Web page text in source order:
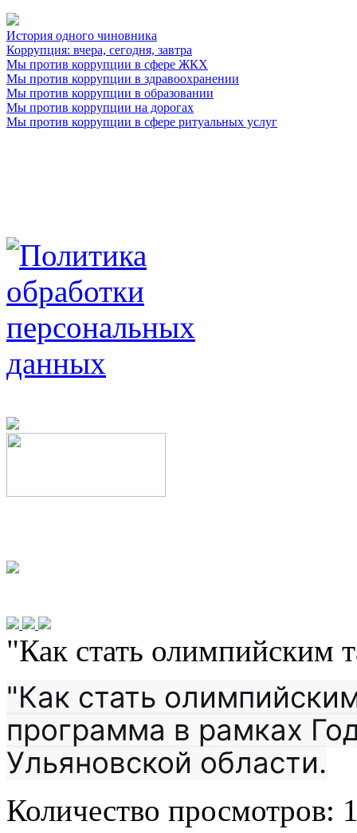
История одного чиновника
Коррупция: вчера, сегодня, завтра
Мы против коррупции в сфере ЖКХ
Мы против коррупции в здравоохранении
Мы против коррупции в образовании
Мы против коррупции на дорогах
Мы против коррупции в сфере ритуальных услуг
"Как стать олимпийским
"Как стать
программа в рамках
Ульяновской области.
Количество просмотров: